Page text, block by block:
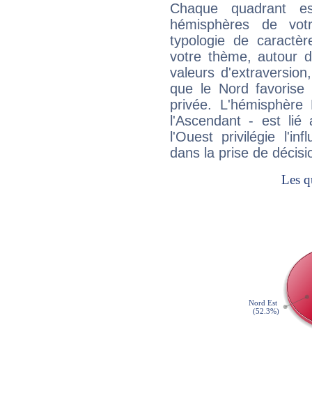
Chaque quadrant
hémisphères de
typologie de
votre thème, autour
valeurs
que le Nord favorise
privée.
l'Ascendant - est
l'Ouest privilégie
dans la prise de